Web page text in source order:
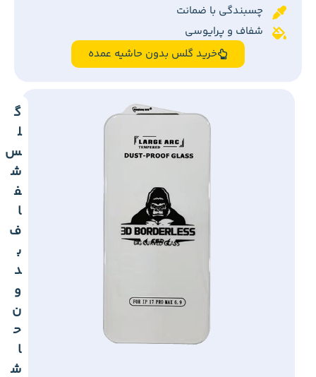
چسبندگی با ضمانت
شفاف و پرایوسی
خرید گلس بدون حاشیه عمده
گ
ل
س
ش
ف
ا
ف
ب
د
و
ن
ح
ا
ش